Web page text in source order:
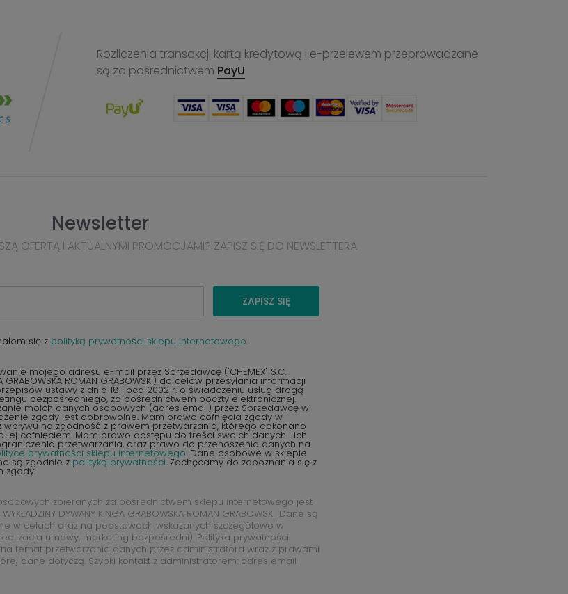
Rozliczenia transakcji kartą kredytową i e-przelewem przeprowadzane
są za pośrednictwem PayU
Newsletter
OFERTĄ I AKTUALNYMI PROMOCJAMI? ZAPISZ SIĘ DO NEWSLETTERA
ZAPISZ SIĘ
się z polityką prywatności sklepu internetowego.
mojego adresu e-mail przez Sprzedawcę ("CHEMEX" S.C.
GRABOWSKA ROMAN GRABOWSKI) do celów przesyłania informacji
ustawy z dnia 18 lipca 2002 r. o świadczeniu usług drogą
bezpośredniego, za pośrednictwem poczty elektronicznej.
moich danych osobowych (adres email) przez Sprzedawcę w
zgody jest dobrowolne. Mam prawo cofnięcia zgody w
na zgodność z prawem przetwarzania, którego dokonano
jej cofnięciem. Mam prawo dostępu do treści swoich danych i ich
przetwarzania, oraz prawo do przenoszenia danych na
prywatności sklepu internetowego. Dane osobowe w sklepie
są zgodnie z polityką prywatności. Zachęcamy do zapoznania się z
zgody.
zbieranych za pośrednictwem sklepu internetowego jest
DYWANY KINGA GRABOWSKA ROMAN GRABOWSKI. Dane są
w celach oraz na podstawach wskazanych szczegółowo w
umowy, marketing bezpośredni). Polityka prywatności
temat przetwarzania danych przez administratora wraz z prawami
dane dotyczą. Szybki kontakt z administratorem: adres email